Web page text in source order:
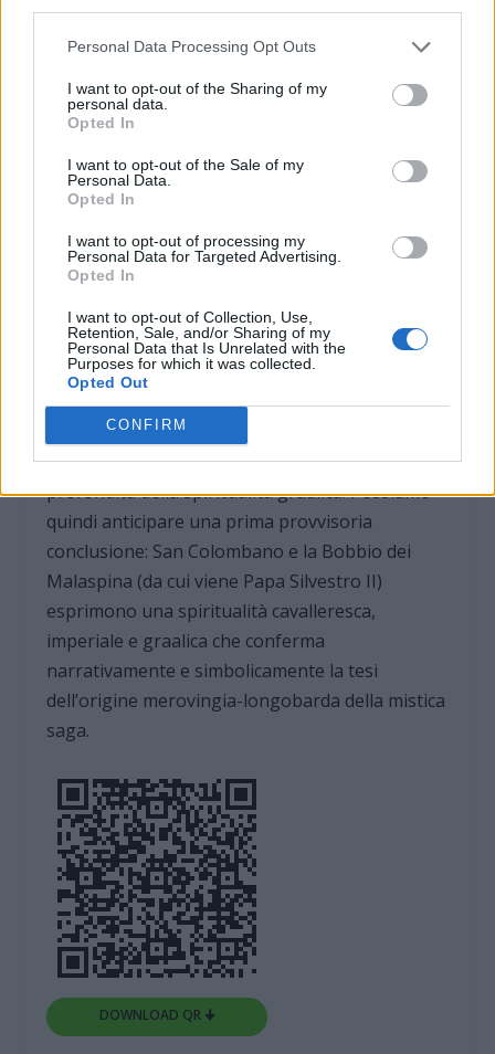
Personal Data Processing Opt Outs
I want to opt-out of the Sharing of my
personal data.
Opted In
I want to opt-out of the Sale of my
Personal Data.
Opted In
I want to opt-out of processing my
Personal Data for Targeted Advertising.
Opted In
I want to opt-out of Collection, Use,
Retention, Sale, and/or Sharing of my
Personal Data that Is Unrelated with the
Purposes for which it was collected.
Opted Out
CONFIRM
colombiana e un’edicola del ponte romano), lo
stemma con l’orso combattivo sul pavimento
volta animale-segno associato a San
Colombano, il monocromo dedicato all’Arca
dell’Alleanza (transetto destro) e la crocefissione
della navata sinistra nel Duomo.
Il dipinto è recente (autore: Luigi Morgari) ma
l’iconografia appare inconsueta per il
Novecento: un angelo raccoglie in un calice il
sangue di Cristo fiottante dal costato. Un tema
medioevale, già presente nella basilica francesca
di Assisi ma abbandonato nei tempi moderni
però qui a Bobbio ancora ricordato, secondo
una “teologia del sangue” che appartiene alle
profondità della spiritualità graalica. Possiamo
quindi anticipare una prima provvisoria
conclusione: San Colombano e la Bobbio dei
Malaspina (da cui viene Papa Silvestro II)
esprimono una spiritualità cavalleresca,
imperiale e graalica che conferma
narrativamente e simbolicamente la tesi
dell’origine merovingia-longobarda della mistica
saga.
DOWNLOAD QR 🠋